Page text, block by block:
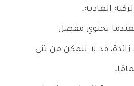
العادية.
يحتوي مفصل
قد لا تتمكن من ثني